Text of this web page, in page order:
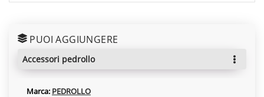
PUOI AGGIUNGERE
accessori pedrollo
Marca: PEDROLLO